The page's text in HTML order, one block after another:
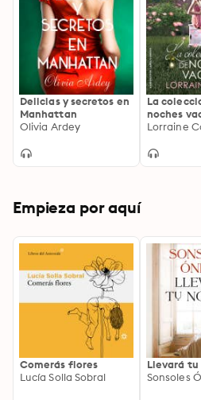
Delicias y secretos en
Manhattan
Olivia Ardey
La
noches
Lorraine
Empieza por aquí
Comerás flores
Lucía Solla Sobral
Llevará tu
Sonsoles